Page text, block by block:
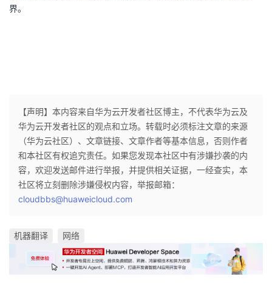
界。
【声明】本内容来自华为云开发者社区博主，不代表华为云及
华为云开发者社区的观点和立场。转载时必须标注文章的来源
（华为云社区）、文章链接、文章作者等基本信息，否则作者
和本社区有权追究责任。如果您发现本社区中有涉嫌抄袭的内
容，欢迎发送邮件进行举报，并提供相关证据，一经查实，本
社区将立刻删除涉嫌侵权内容，举报邮箱：
cloudbbs@huaweicloud.com
机器翻译 网络